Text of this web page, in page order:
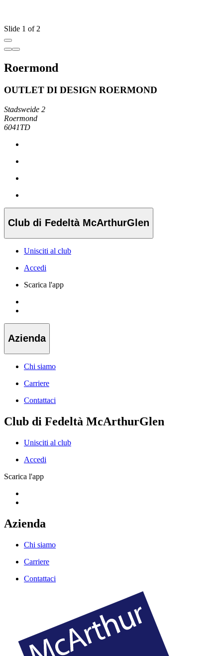
Slide 1 of 2
Roermond
OUTLET DI DESIGN ROERMOND
Stadsweide 2
Roermond
6041TD
Club di Fedeltà McArthurGlen
Unisciti al club
Accedi
Scarica l'app
Azienda
Chi siamo
Carriere
Contattaci
Club di Fedeltà McArthurGlen
Unisciti al club
Accedi
Scarica l'app
Azienda
Chi siamo
Carriere
Contattaci